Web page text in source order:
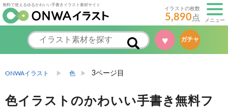
無料で使えるゆるかわいい手書きイラスト素材サイト
イラストの枚数
5,890点 メニュー
♥ ガチャ
ONWAイラスト 色 3ページ目
色イラストのかわいい手書き無料フ